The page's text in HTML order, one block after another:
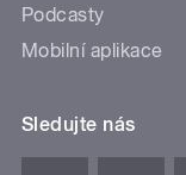
Podcasty
Mobilní aplikace
Sledujte nás